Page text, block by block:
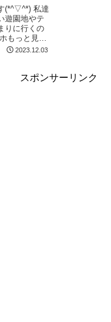
私達
遊園地やテ
りに行くの
2023.12.03
スポンサーリンク